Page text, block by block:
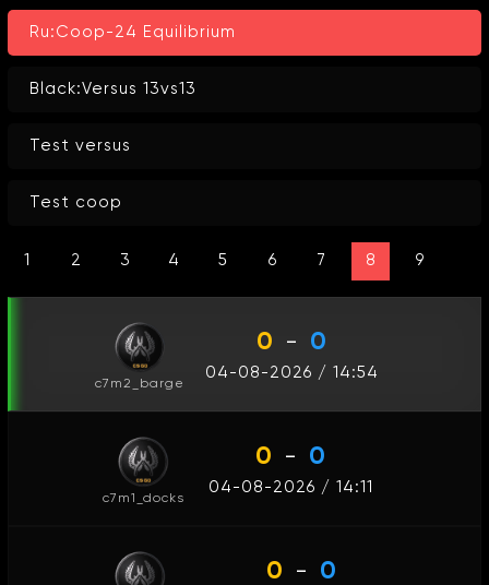
Ru:Coop-24 Equilibrium
Black:Versus 13vs13
Test versus
Test coop
1 2 3 4 5 6 7 8 9
c7m2_barge
0 - 0
04-08-2026 / 14:54
c7m1_docks
0 - 0
04-08-2026 / 14:11
0 - 0